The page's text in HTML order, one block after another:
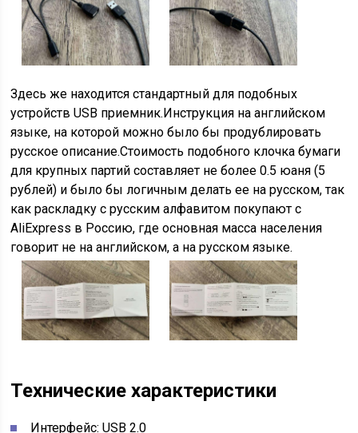
Здесь же находится стандартный для подобных
устройств USB приемник.Инструкция на английском
языке, на которой можно было бы продублировать
русское описание.Стоимость подобного клочка бумаги
для крупных партий составляет не более 0.5 юаня (5
рублей) и было бы логичным делать ее на русском, так
как раскладку с русским алфавитом покупают с
AliExpress в Россию, где основная масса населения
говорит не на английском, а на русском языке.
Технические характеристики
Интерфейс: USB 2.0